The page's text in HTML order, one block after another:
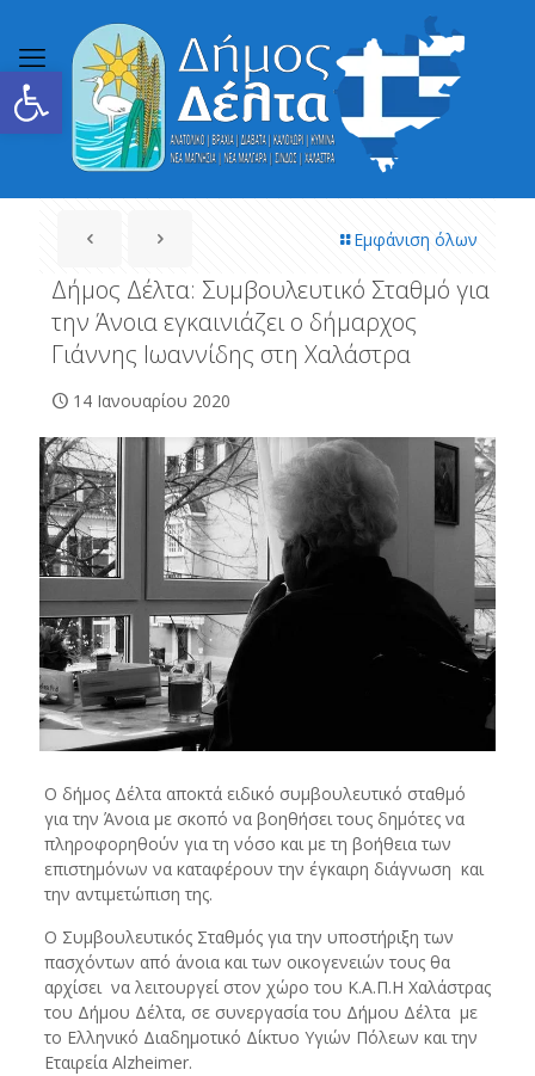
Ανοίξτε τη γραμμή εργαλείων
Εμφάνιση όλων
Δήμος Δέλτα: Συμβουλευτικό Σταθμό για
την Άνοια εγκαινιάζει ο δήμαρχος
Γιάννης Ιωαννίδης στη Χαλάστρα
14 Ιανουαρίου 2020
Ο δήμος Δέλτα αποκτά ειδικό συμβουλευτικό σταθμό
για την Άνοια με σκοπό να βοηθήσει τους δημότες να
πληροφορηθούν για τη νόσο και με τη βοήθεια των
επιστημόνων να καταφέρουν την έγκαιρη διάγνωση και
την αντιμετώπιση της.
Ο Συμβουλευτικός Σταθμός για την υποστήριξη των
πασχόντων από άνοια και των οικογενειών τους θα
αρχίσει να λειτουργεί στον χώρο του Κ.Α.Π.Η Χαλάστρας
του Δήμου Δέλτα, σε συνεργασία του Δήμου Δέλτα με
το Ελληνικό Διαδημοτικό Δίκτυο Υγιών Πόλεων και την
Εταιρεία Alzheimer.